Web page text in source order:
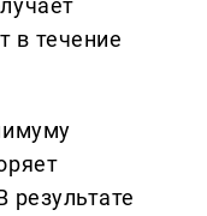
в течение
результате